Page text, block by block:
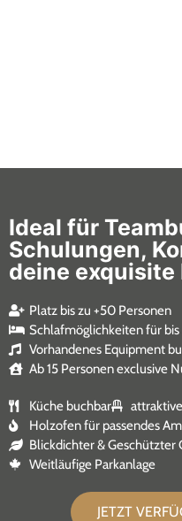
Ideal für
Schulungen,
deine
Platz bis zu +50 Personen
Schlafmöglichkeiten für
Vorhandenes Equipment
Ab 15 Personen exclusive
Küche buchbar
Holzofen für passendes
Blickdichter & Geschützter
Weitläufige Parkanlage
JETZT